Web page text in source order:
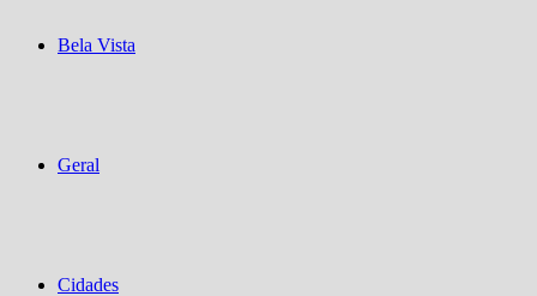
Bela Vista
Geral
Cidades